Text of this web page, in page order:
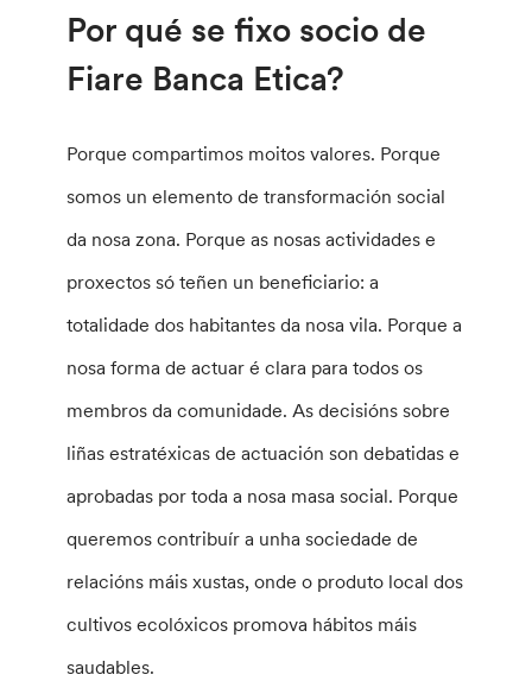
Por qué se fixo socio de
Fiare Banca Etica?
Porque compartimos moitos valores. Porque
somos un elemento de transformación social
da nosa zona. Porque as nosas actividades e
proxectos só teñen un beneficiario: a
totalidade dos habitantes da nosa vila. Porque a
nosa forma de actuar é clara para todos os
membros da comunidade. As decisións sobre
liñas estratéxicas de actuación son debatidas e
aprobadas por toda a nosa masa social. Porque
queremos contribuír a unha sociedade de
relacións máis xustas, onde o produto local dos
cultivos ecolóxicos promova hábitos máis
saudables.